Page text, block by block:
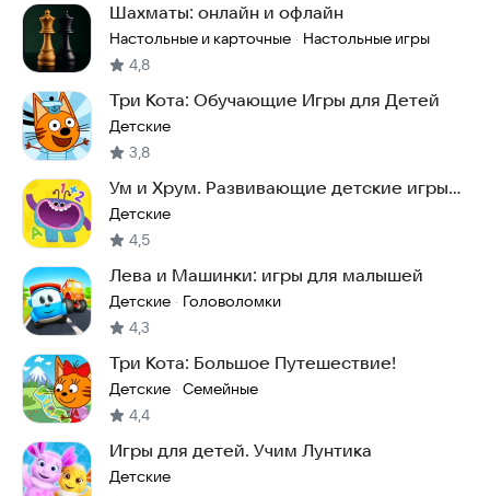
Шахматы: онлайн и офлайн
Настольные и карточные · Настольные игры
4,8
Три Кота: Обучающие Игры для Детей
Детские
3,8
Ум и Хрум. Развивающие детские игры
от 2 лет
Детские
4,5
Лева и Машинки: игры для малышей
Детские · Головоломки
4,3
Три Кота: Большое Путешествие!
Детские · Семейные
4,4
Игры для детей. Учим Лунтика
Детские